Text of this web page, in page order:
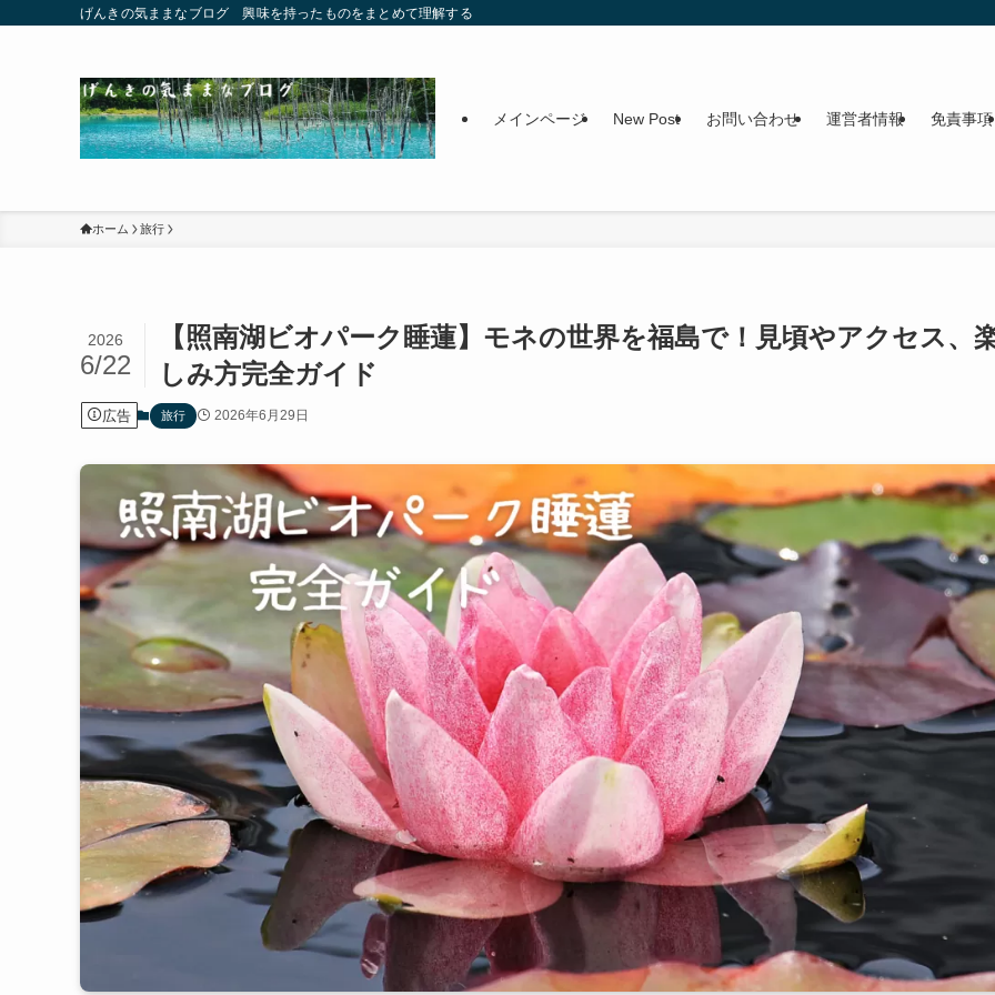
げんきの気ままなブログ 興味を持ったものをまとめて理解する
メインページ New Post お問い合わせ 運営者情報 免責事項
ホーム 旅行
【照南湖ビオパーク睡蓮】モネの世界を福島で！見頃やアクセス、
しみ方完全ガイド
2026
6/22
広告 旅行 2026年6月29日